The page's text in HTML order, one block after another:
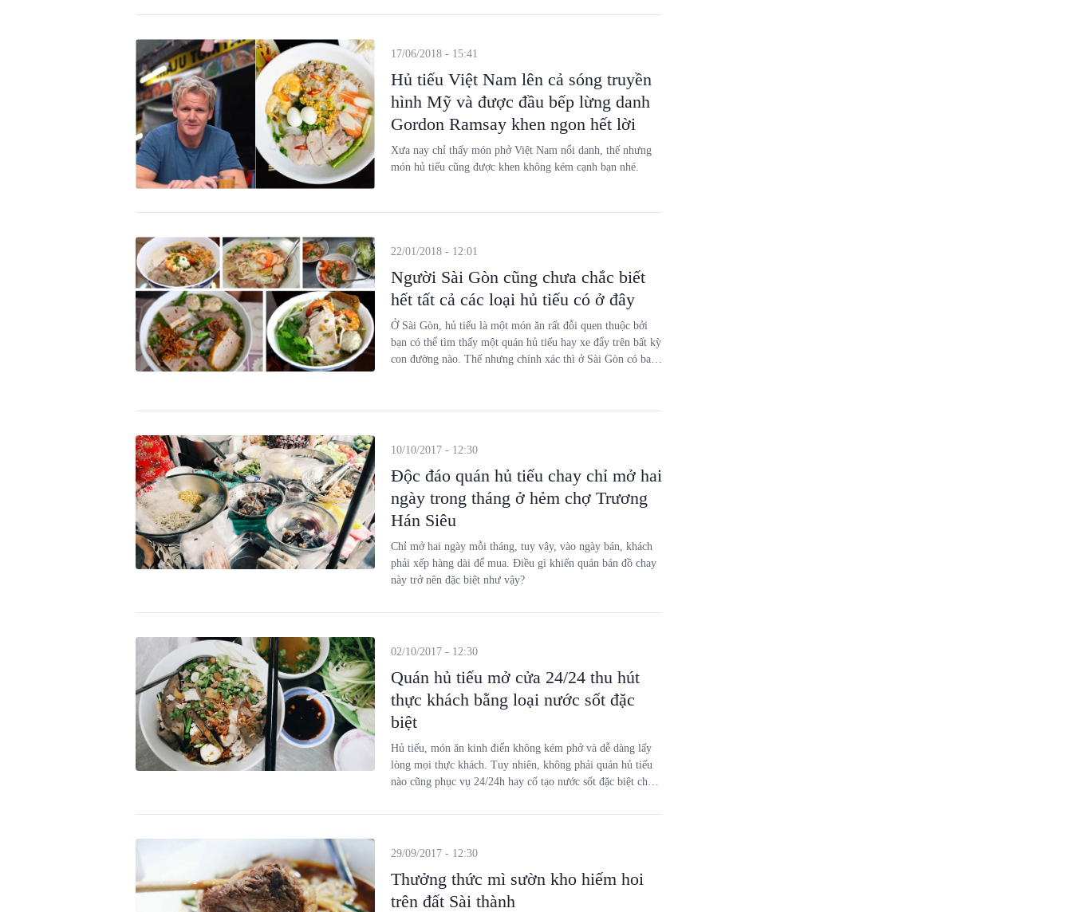
Hủ tiếu Việt Nam lên cả sóng truyền
hình Mỹ và được đầu bếp lừng danh
Gordon Ramsay khen ngon hết lời
17/06/2018 - 15:41
Xưa nay chỉ thấy món phở Việt Nam nổi danh, thế nhưng
món hủ tiếu cũng được khen không kém cạnh bạn nhé.
Người Sài Gòn cũng chưa chắc biết
hết tất cả các loại hủ tiếu có ở đây
22/01/2018 - 12:01
Ở Sài Gòn, hủ tiếu là một món ăn rất đỗi quen thuộc bởi
bạn có thể tìm thấy một quán hủ tiếu hay xe đẩy trên bất kỳ
con đường nào. Thế nhưng chính xác thì ở Sài Gòn có bao
Độc đáo quán hủ tiếu chay chỉ mở hai
ngày trong tháng ở hẻm chợ Trương
Hán Siêu
10/10/2017 - 12:30
Chỉ mở hai ngày mỗi tháng, tuy vậy, vào ngày bán, khách
phải xếp hàng dài để mua. Điều gì khiến quán bán đồ chay
này trở nên đặc biệt như vậy?
Quán hủ tiếu mở cửa 24/24 thu hút
thực khách bằng loại nước sốt đặc
biệt
02/10/2017 - 12:30
Hủ tiếu, món ăn kinh điển không kém phở và dễ dàng lấy
lòng mọi thực khách. Tuy nhiên, không phải quán hủ tiếu
nào cũng phục vụ 24/24h hay cố tạo nước sốt đặc biệt cho
Thưởng thức mì sườn kho hiếm hoi
trên đất Sài thành
29/09/2017 - 12:30